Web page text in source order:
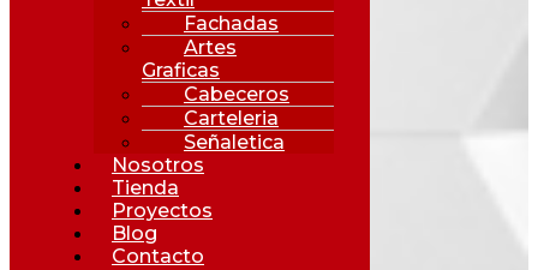
Fachadas
Artes
Graficas
Cabeceros
Carteleria
Señaletica
Nosotros
Tienda
Proyectos
Blog
Contacto